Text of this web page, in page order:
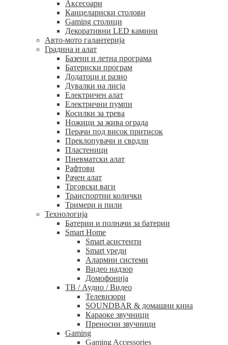
Аксесоари
Канцелариски столови
Gaming столици
Декоративни LED камини
Авто-мото галантерија
Градина и алат
Базени и летна програма
Батериски програм
Додатоци и разно
Дувалки на лисја
Електричен алат
Електрични пумпи
Косилки за трева
Ножици за жива ограда
Перачи под висок притисок
Преклопувачи и сврдли
Пластеници
Пневматски алат
Рафтови
Рачен алат
Трговски ваги
Транспортни колички
Тримери и пили
Технологија
Батерии и полначи за батерии
Smart Home
Smart асистенти
Smart уреди
Алармни системи
Видео надзор
Домофонија
ТВ / Аудио / Видео
Телевизори
SOUNDBAR & домашни кина
Караоке звучници
Преносни звучници
Gaming
Gaming Accessories